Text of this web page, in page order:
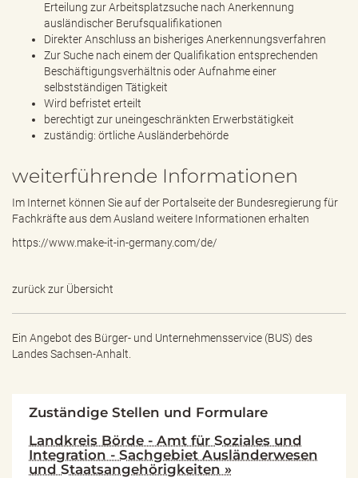
Erteilung zur Arbeitsplatzsuche nach Anerkennung
ausländischer Berufsqualifikationen
Direkter Anschluss an bisheriges Anerkennungsverfahren
Zur Suche nach einem der Qualifikation entsprechenden
Beschäftigungsverhältnis oder Aufnahme einer
selbstständigen Tätigkeit
Wird befristet erteilt
berechtigt zur uneingeschränkten Erwerbstätigkeit
zuständig: örtliche Ausländerbehörde
weiterführende Informationen
Im Internet können Sie auf der Portalseite der Bundesregierung für
Fachkräfte aus dem Ausland weitere Informationen erhalten
https://www.make-it-in-germany.com/de/
zurück zur Übersicht
Ein Angebot des Bürger- und Unternehmensservice (BUS) des
Landes Sachsen-Anhalt.
Zuständige Stellen und Formulare
Landkreis Börde - Amt für Soziales und
Integration - Sachgebiet Ausländerwesen
und Staatsangehörigkeiten »